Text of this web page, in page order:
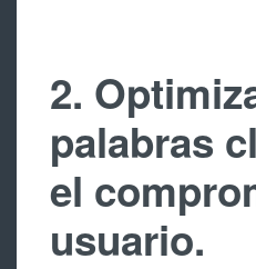
2.
palabras
el
usuario.